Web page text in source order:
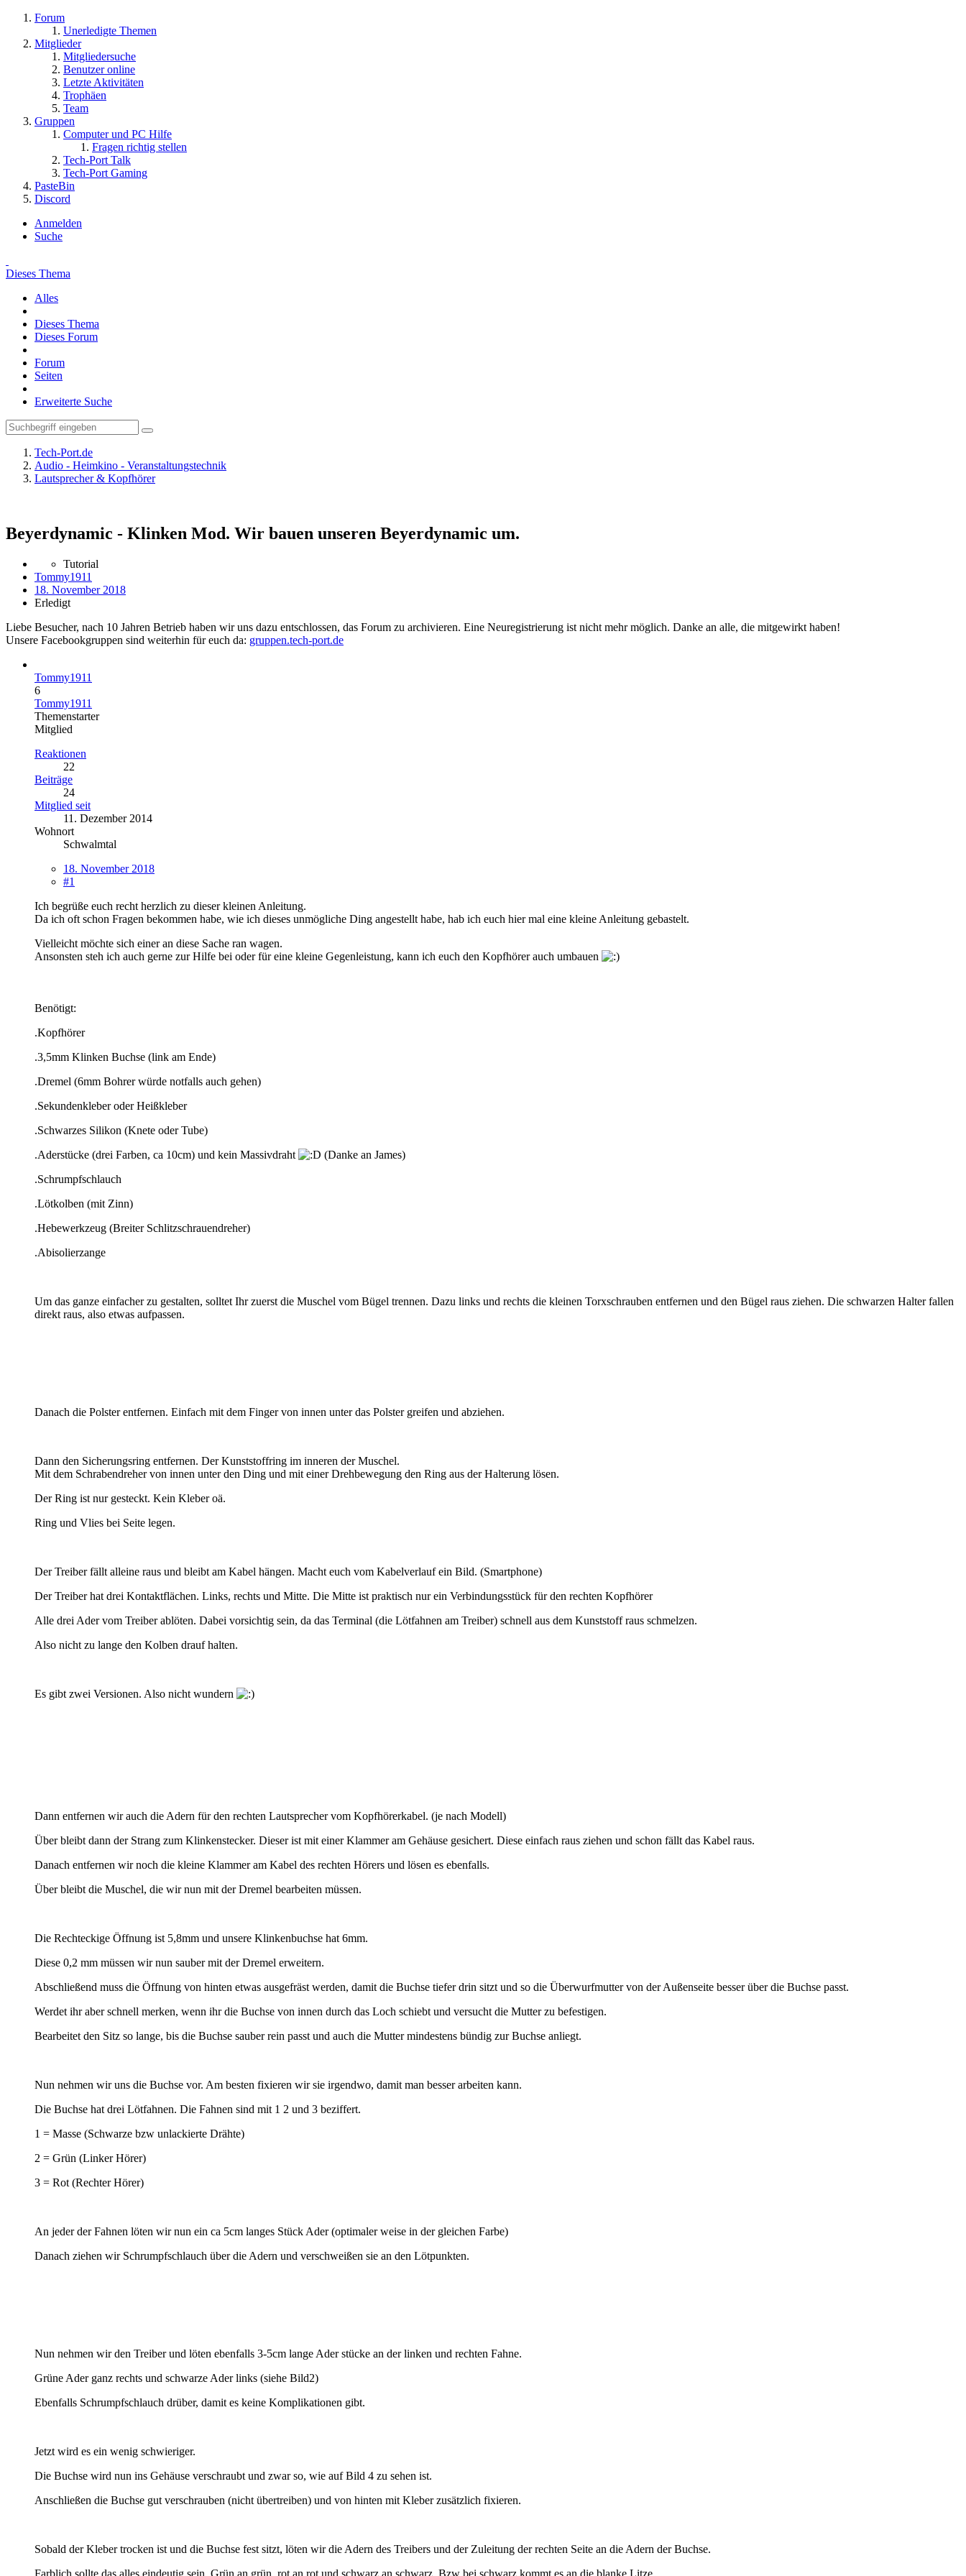
Forum
Unerledigte Themen
Mitglieder
Mitgliedersuche
Benutzer online
Letzte Aktivitäten
Trophäen
Team
Gruppen
Computer und PC Hilfe
Fragen richtig stellen
Tech-Port Talk
Tech-Port Gaming
PasteBin
Discord
Anmelden
Suche
Dieses Thema
Alles
Dieses Thema
Dieses Forum
Forum
Seiten
Erweiterte Suche
Tech-Port.de
Audio - Heimkino - Veranstaltungstechnik
Lautsprecher & Kopfhörer
Beyerdynamic - Klinken Mod. Wir bauen unseren Beyerdynamic um.
Tutorial
Tommy1911
18. November 2018
Erledigt
Liebe Besucher, nach 10 Jahren Betrieb haben wir uns dazu entschlossen, das Forum zu archivieren. Eine Neuregistrierung ist nicht mehr möglich. Danke an alle, die mitgewirkt haben!
Unsere Facebookgruppen sind weiterhin für euch da: gruppen.tech-port.de
Tommy1911
6
Tommy1911
Themenstarter
Mitglied
Reaktionen
22
Beiträge
24
Mitglied seit
11. Dezember 2014
Wohnort
Schwalmtal
18. November 2018
#1
Ich begrüße euch recht herzlich zu dieser kleinen Anleitung.
Da ich oft schon Fragen bekommen habe, wie ich dieses unmögliche Ding angestellt habe, hab ich euch hier mal eine kleine Anleitung gebastelt.
Vielleicht möchte sich einer an diese Sache ran wagen.
Ansonsten steh ich auch gerne zur Hilfe bei oder für eine kleine Gegenleistung, kann ich euch den Kopfhörer auch umbauen
Benötigt:
.Kopfhörer
.3,5mm Klinken Buchse (link am Ende)
.Dremel (6mm Bohrer würde notfalls auch gehen)
.Sekundenkleber oder Heißkleber
.Schwarzes Silikon (Knete oder Tube)
.Aderstücke (drei Farben, ca 10cm) und kein Massivdraht
(Danke an James)
.Schrumpfschlauch
.Lötkolben (mit Zinn)
.Hebewerkzeug (Breiter Schlitzschrauendreher)
.Abisolierzange
Um das ganze einfacher zu gestalten, solltet Ihr zuerst die Muschel vom Bügel trennen. Dazu links und rechts die kleinen Torxschrauben entfernen und den Bügel raus ziehen. Die schwarzen Halter fallen
direkt raus, also etwas aufpassen.
Danach die Polster entfernen. Einfach mit dem Finger von innen unter das Polster greifen und abziehen.
Dann den Sicherungsring entfernen. Der Kunststoffring im inneren der Muschel.
Mit dem Schrabendreher von innen unter den Ding und mit einer Drehbewegung den Ring aus der Halterung lösen.
Der Ring ist nur gesteckt. Kein Kleber oä.
Ring und Vlies bei Seite legen.
Der Treiber fällt alleine raus und bleibt am Kabel hängen. Macht euch vom Kabelverlauf ein Bild. (Smartphone)
Der Treiber hat drei Kontaktflächen. Links, rechts und Mitte. Die Mitte ist praktisch nur ein Verbindungsstück für den rechten Kopfhörer
Alle drei Ader vom Treiber ablöten. Dabei vorsichtig sein, da das Terminal (die Lötfahnen am Treiber) schnell aus dem Kunststoff raus schmelzen.
Also nicht zu lange den Kolben drauf halten.
Es gibt zwei Versionen. Also nicht wundern
Dann entfernen wir auch die Adern für den rechten Lautsprecher vom Kopfhörerkabel. (je nach Modell)
Über bleibt dann der Strang zum Klinkenstecker. Dieser ist mit einer Klammer am Gehäuse gesichert. Diese einfach raus ziehen und schon fällt das Kabel raus.
Danach entfernen wir noch die kleine Klammer am Kabel des rechten Hörers und lösen es ebenfalls.
Über bleibt die Muschel, die wir nun mit der Dremel bearbeiten müssen.
Die Rechteckige Öffnung ist 5,8mm und unsere Klinkenbuchse hat 6mm.
Diese 0,2 mm müssen wir nun sauber mit der Dremel erweitern.
Abschließend muss die Öffnung von hinten etwas ausgefräst werden, damit die Buchse tiefer drin sitzt und so die Überwurfmutter von der Außenseite besser über die Buchse passt.
Werdet ihr aber schnell merken, wenn ihr die Buchse von innen durch das Loch schiebt und versucht die Mutter zu befestigen.
Bearbeitet den Sitz so lange, bis die Buchse sauber rein passt und auch die Mutter mindestens bündig zur Buchse anliegt.
Nun nehmen wir uns die Buchse vor. Am besten fixieren wir sie irgendwo, damit man besser arbeiten kann.
Die Buchse hat drei Lötfahnen. Die Fahnen sind mit 1 2 und 3 beziffert.
1 = Masse (Schwarze bzw unlackierte Drähte)
2 = Grün (Linker Hörer)
3 = Rot (Rechter Hörer)
An jeder der Fahnen löten wir nun ein ca 5cm langes Stück Ader (optimaler weise in der gleichen Farbe)
Danach ziehen wir Schrumpfschlauch über die Adern und verschweißen sie an den Lötpunkten.
Nun nehmen wir den Treiber und löten ebenfalls 3-5cm lange Ader stücke an der linken und rechten Fahne.
Grüne Ader ganz rechts und schwarze Ader links (siehe Bild2)
Ebenfalls Schrumpfschlauch drüber, damit es keine Komplikationen gibt.
Jetzt wird es ein wenig schwieriger.
Die Buchse wird nun ins Gehäuse verschraubt und zwar so, wie auf Bild 4 zu sehen ist.
Anschließen die Buchse gut verschrauben (nicht übertreiben) und von hinten mit Kleber zusätzlich fixieren.
Sobald der Kleber trocken ist und die Buchse fest sitzt, löten wir die Adern des Treibers und der Zuleitung der rechten Seite an die Adern der Buchse.
Farblich sollte das alles eindeutig sein. Grün an grün, rot an rot und schwarz an schwarz. Bzw bei schwarz kommt es an die blanke Litze.